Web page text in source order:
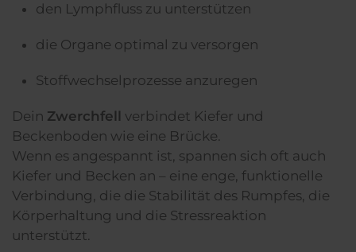
den Lymphfluss zu unterstützen
die Organe optimal zu versorgen
Stoffwechselprozesse anzuregen
Dein Zwerchfell
verbindet Kiefer und
Beckenboden wie eine Brücke.
Wenn es angespannt ist, spannen sich oft auch
Kiefer und Becken an – eine enge, funktionelle
Verbindung, die die Stabilität des Rumpfes, die
Körperhaltung und die Stressreaktion
unterstützt.